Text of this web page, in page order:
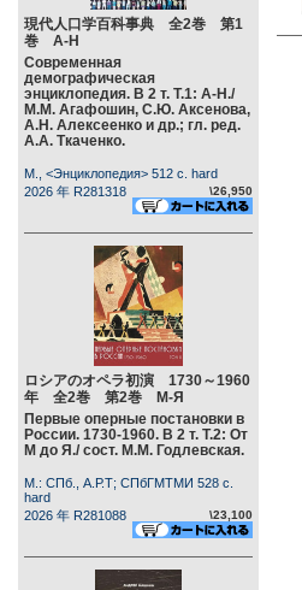
現代人口学百科事典 全2巻 第1
巻 А-Н
Современная
демографическая
энциклопедия. В 2 т. Т.1: А-Н./
М.М. Агафошин, С.Ю. Аксенова,
А.Н. Алексеенко и др.; гл. ред.
А.А. Ткаченко.
М., <Энциклопедия> 512 c. hard
2026 年 R281318
\26,950
ロシアのオペラ初演 1730～1960
年 全2巻 第2巻 М-Я
Первые оперные постановки в
России. 1730-1960. В 2 т. Т.2: От
М до Я./ сост. М.М. Годлевская.
М.: СПб., А.Р.Т; СПбГМТМИ 528 c.
hard
2026 年 R281088
\23,100